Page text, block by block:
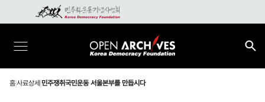
홈사료상세 민주쟁취국민운동 서울본부를 만듭시다